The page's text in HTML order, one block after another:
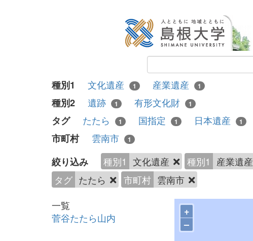
種別1 文化遺産 1 産業遺産 1
種別2 遺跡 1 有形文化財 1
タグ たたら 1 国指定 1 日本遺産 1
市町村 雲南市 1
絞り込み 種別1 文化遺産 種別1 産業遺産
タグ たたら 市町村 雲南市
一覧
菅谷たたら山内
+
–